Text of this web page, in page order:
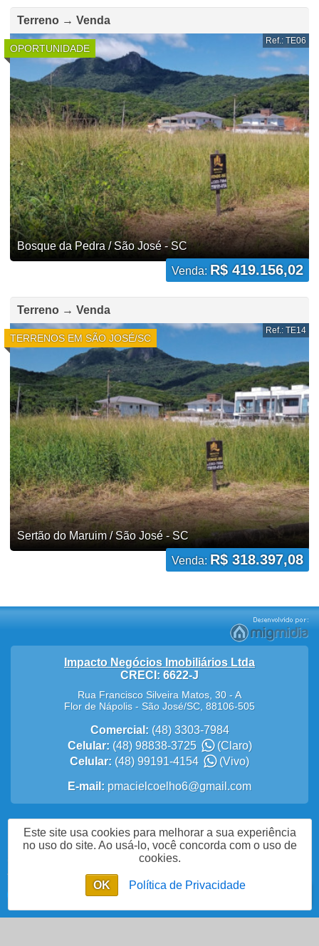
Terreno → Venda
OPORTUNIDADE
Ref.: TE06
Bosque da Pedra / São José - SC
Venda: R$ 419.156,02
Terreno → Venda
TERRENOS EM SÃO JOSÉ/SC
Ref.: TE14
Sertão do Maruim / São José - SC
Venda: R$ 318.397,08
Enviar mensagem
Impacto Negócios Imobiliários Ltda
CRECI: 6622-J
Rua Francisco Silveira Matos, 30 - A
Flor de Nápolis - São José/SC 88106-505
Comercial: (48) 3303-7984
Celular: (48) 98838-3725
(Claro)
Celular: (48) 99191-4154 (Vivo)
E-mail: pmacielcoelho6@gmail.com
Política de Privacidade
Este site usa cookies para melhorar a sua experiência
no uso do site. Ao usá-lo, você concorda com o uso de
cookies.
OK Política de Privacidade